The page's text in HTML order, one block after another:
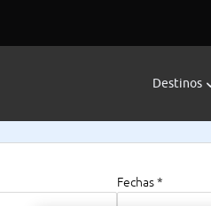
Destinos
Fechas *